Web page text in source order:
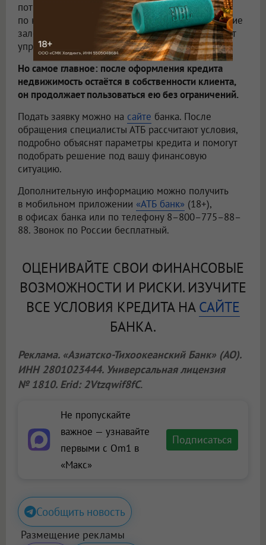
потребительские и автокредиты, задолженность
по кредитным картам, а также ипотечные и другие
залоговые обязательства. Такой подход помогает
упростить график платежей.
Но самое главное: после оформления кредита
недвижимость остаётся в собственности клиента,
он продолжает пользоваться ею без ограничений.
Подать заявку можно на сайте банка. После
обращения специалисты АТБ рассчитают условия,
подробно объяснят параметры кредита и помогут
подобрать решение под вашу финансовую
ситуацию.
Дополнительную информацию можно получить
в мобильном приложении «АТБ банк» (18+),
в офисах банка или по телефону 8–800–775–88–
88. Звонок по России бесплатный.
ОЦЕНИВАЙТЕ СВОИ ФИНАНСОВЫЕ
ВОЗМОЖНОСТИ И РИСКИ. ИЗУЧИТЕ
ВСЕ УСЛОВИЯ КРЕДИТА НАСАЙТЕ
БАНКА.
Реклама. «Азиатско-Тихоокеанский Банк» (АО).
ИНН 2801023444. Универсальная лицензия
№ 1810. Erid: 2Vtzqwif8fC.
Не пропускайте
важное — узнавайте
первыми с Om1 в
«Макс»
Подписаться
Сообщить новость
Размещение рекламы